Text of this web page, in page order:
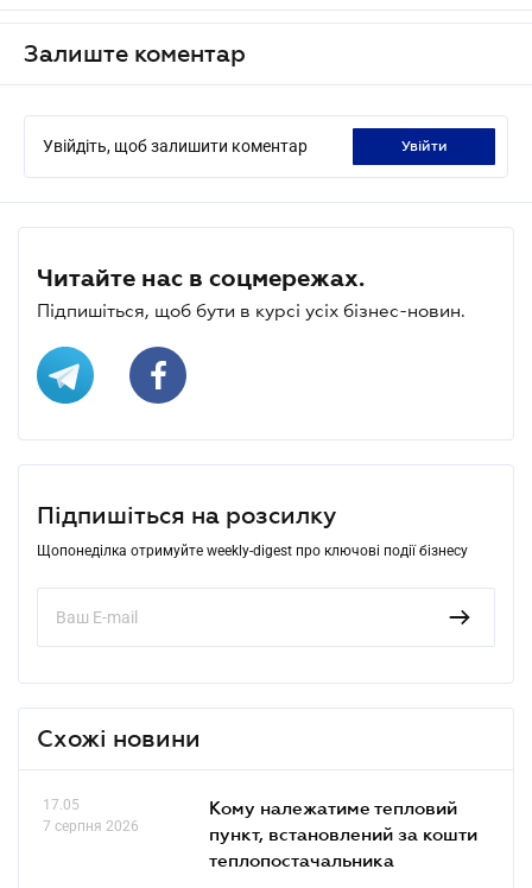
Залиште коментар
Увійдіть, щоб залишити коментар увійти
Читайте нас в соцмережах.
Підпишіться, щоб бути в курсі усіх бізнес-новин.
Підпишіться на розсилку
Щопонеділка отримуйте weekly-digest про ключові події бізнесу
Схожі новини
17.05
7 серпня 2026
Кому належатиме тепловий
пункт, встановлений за кошти
теплопостачальника